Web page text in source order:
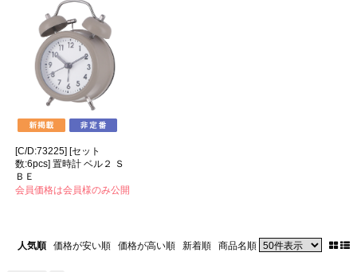
[C/D:73225] [セット
数:6pcs] 置時計 ベル２ Ｓ
ＢＥ
会員価格は会員様のみ公開
人気順 価格が安い順 価格が高い順 新着順 商品名順